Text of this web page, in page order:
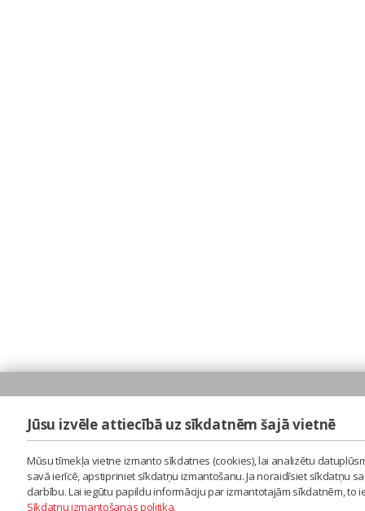
Jūsu izvēle attiecībā uz sīkdatnēm šajā vietnē
Mūsu tīmekļa vietne izmanto sīkdatnes (cookies), lai analizētu
savā ierīcē, apstipriniet sīkdatņu izmantošanu. Ja noraidīsiet sīkdatņu
darbību. Lai iegūtu papildu informāciju par izmantotajām sīkdatnēm,
Sīkdatņu izmantošanas politika.